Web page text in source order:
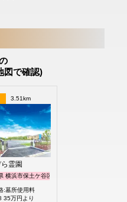
図で確認)
3.51km
霊園
横浜市保土ケ谷区
:墓所使用料
35万円より